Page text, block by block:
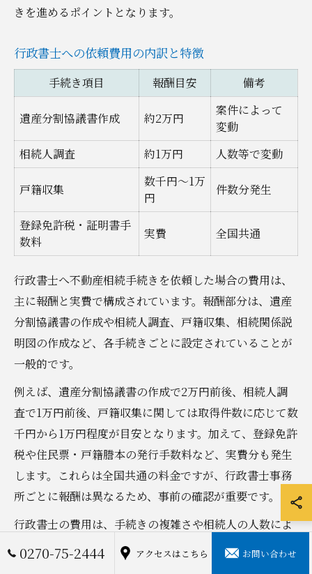
きを進めるポイントとなります。
行政書士への依頼費用の内訳と特徴
手続き項目 報酬目安 備考
遺産分割協議書作成 約2万円
案件によって
変動
相続人調査
約1万円 人数等で変動
戸籍収集
数千円〜1万
円
件数分発生
登録免許税・証明書手
数料
実費 全国共通
行政書士へ不動産相続手続きを依頼した場合の費用は、
主に報酬と実費で構成されています。報酬部分は、遺産
分割協議書の作成や相続人調査、戸籍収集、相続関係説
明図の作成など、各手続きごとに設定されていることが
一般的です。
例えば、遺産分割協議書の作成で2万円前後、相続人調
査で1万円前後、戸籍収集に関しては取得件数に応じて数
千円から1万円程度が目安となります。加えて、登録免許
税や住民票・戸籍謄本の発行手数料など、実費分も発生
します。これらは全国共通の料金ですが、行政書士事務
所ごとに報酬は異なるため、事前の確認が重要です。
行政書士の費用は、手続きの複雑さや相続人の人数によ
って増減する点が特徴です。例えば、相続人が多い場合
0270-75-2444 アクセスはこちら お問い合わせ